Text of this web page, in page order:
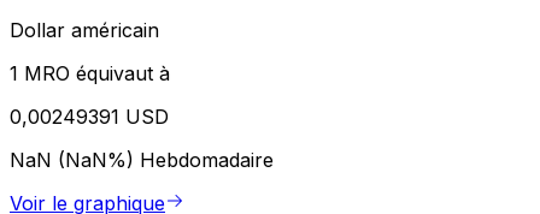
Dollar américain
1 MRO équivaut à
0,00249391 USD
NaN (NaN%) Hebdomadaire
Voir le graphique